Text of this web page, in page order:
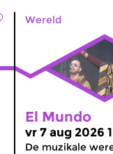
Wereld
El Mundo
vr 7 aug 2026
De muzikale